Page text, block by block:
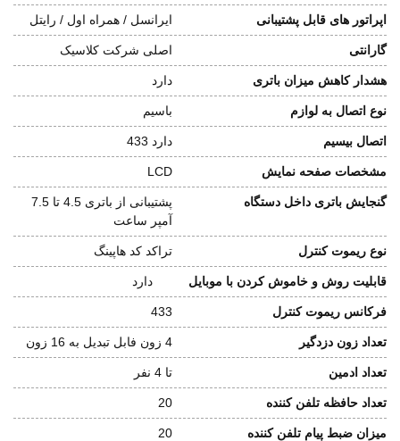
اپراتور های قابل پشتیبانی ایرانسل / همراه اول / رایتل
گارانتی اصلی شرکت کلاسیک
هشدار کاهش میزان باتری دارد
نوع اتصال به لوازم باسیم
اتصال بیسیم دارد 433
مشخصات صفحه نمایش LCD
گنجایش باتری داخل دستگاه
پشتیبانی از باتری 4.5 تا 7.5
آمپر ساعت
نوع ریموت کنترل تراکد کد هاپینگ
قابلیت روش و خاموش کردن با موبایل دارد
فرکانس ریموت کنترل 433
تعداد زون دزدگیر 4 زون فابل تبدیل به 16 زون
تعداد ادمین تا 4 نفر
تعداد حافظه تلفن کننده 20
میزان ضبط پیام تلفن کننده 20